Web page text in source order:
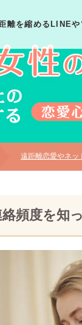
離を縮めるLINEや
遠距離恋愛やネッ
頻度を知